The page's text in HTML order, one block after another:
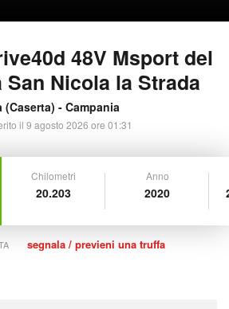
48V Msport del
San Nicola la Strada
(Caserta) - Campania
il 9 agosto 2026 ore 01:31
Chilometri
20.203
Anno
2020
segnala / previeni una truffa